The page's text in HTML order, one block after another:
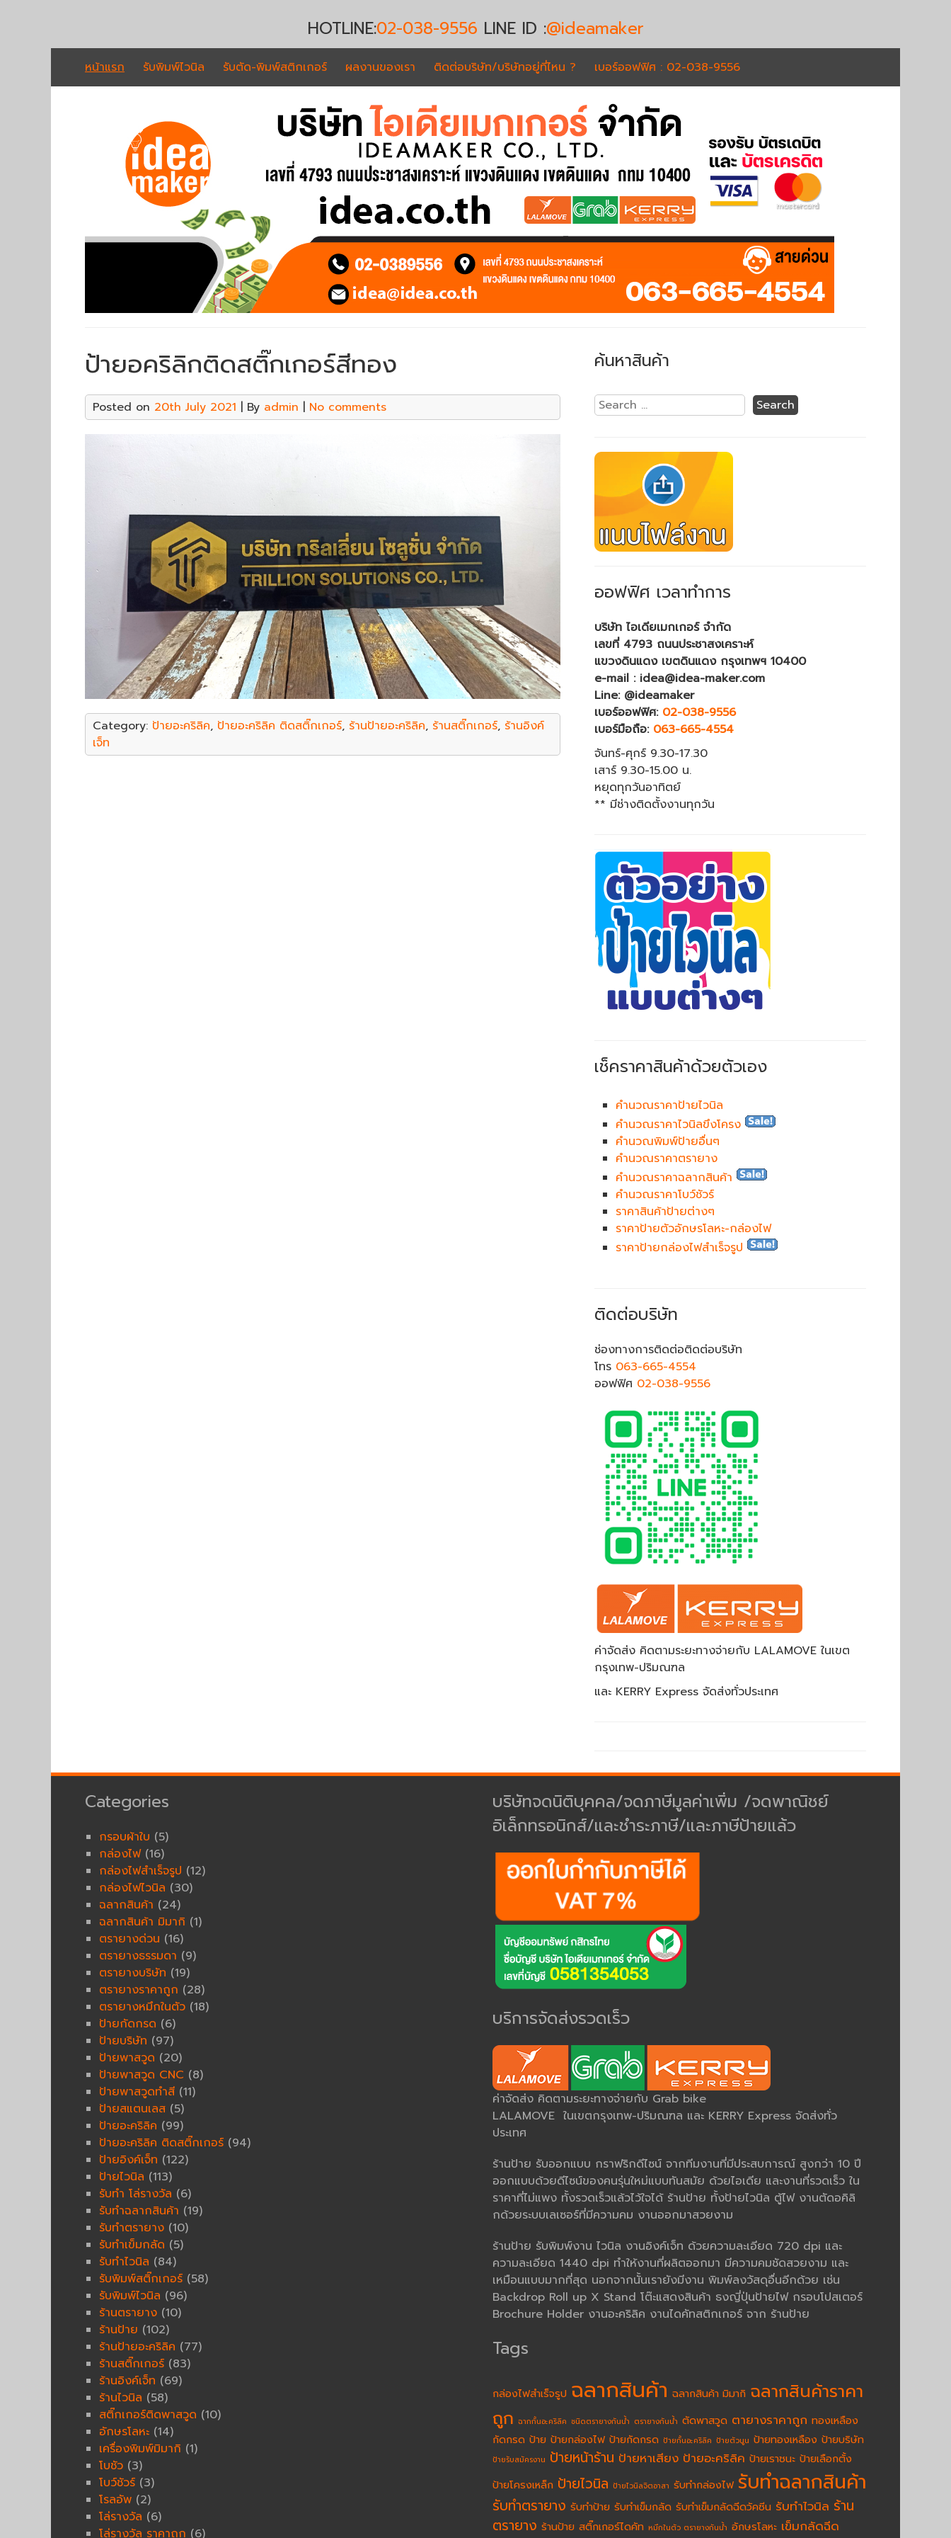
HOTLINE:02-038-9556 LINE ID :@ideamaker
หน้าแรก รับพิมพ์ไวนิล รับตัด-พิมพ์สติกเกอร์ ผลงานของเรา ติดต่อบริษัท/บริษัทอยู่ที่ไหน ? เบอร์ออฟฟิศ : 02-038-9556
ป้ายอคริลิกติดสติ๊กเกอร์สีทอง
Posted on 20th July 2021 | By admin | No comments
Category: ป้ายอะคริลิค, ป้ายอะคริลิค ติดสติ๊กเกอร์, ร้านป้ายอะคริลิค, ร้านสติ๊กเกอร์, ร้านอิงค์
เจ็ท
ค้นหาสินค้า
ออฟฟิศ เวลาทำการ
บริษัท ไอเดียเมกเกอร์ จำกัด
เลขที่ 4793 ถนนประชาสงเคราะห์
แขวงดินแดง เขตดินแดง กรุงเทพฯ 10400
e-mail : idea@idea-maker.com
Line: @ideamaker
เบอร์ออฟฟิศ: 02-038-9556
เบอร์มือถือ: 063-665-4554
จันทร์-ศุกร์ 9.30-17.30
เสาร์ 9.30-15.00 น.
หยุดทุกวันอาทิตย์
** มีช่างติดตั้งงานทุกวัน
เช็คราคาสินค้าด้วยตัวเอง
คำนวณราคาป้ายไวนิล
คำนวณราคาไวนิลขึงโครง
คำนวณพิมพ์ป้ายอื่นๆ
คำนวณราคาตรายาง
คำนวณราคาฉลากสินค้า
คำนวณราคาโบว์ชัวร์
ราคาสินค้าป้ายต่างๆ
ราคาป้ายตัวอักษรโลหะ-กล่องไฟ
ราคาป้ายกล่องไฟสำเร็จรูป
ติดต่อบริษัท
ช่องทางการติดต่อติดต่อบริษัท
โทร 063-665-4554
ออฟฟิศ 02-038-9556
ค่าจัดส่ง คิดตามระยะทางจ่ายกับ LALAMOVE ในเขต
กรุงเทพ-ปริมณฑล
และ KERRY Express จัดส่งทั่วประเทศ
บริษัทจดนิติบุคคล/จดภาษีมูลค่าเพิ่ม /จดพาณิชย์
อิเล็กทรอนิกส์/และชำระภาษี/และภาษีป้ายแล้ว
บริการจัดส่งรวดเร็ว
ค่าจัดส่ง คิดตามระยะทางจ่ายกับ Grab bike
LALAMOVE ในเขตกรุงเทพ-ปริมณฑล และ KERRY Express จัดส่งทั่ว
ประเทศ
ร้านป้าย รับออกแบบ กราฟริกดีไซน์ จากทีมงานที่มีประสบการณ์ สูงกว่า 10 ปี
ออกแบบด้วยดีไซน์ของคนรุ่นใหม่แบบทันสมัย ด้วยไอเดีย และงานที่รวดเร็ว ใน
ราคาที่ไม่แพง ทั้งรวดเร็วแล้วไว้ใจได้ ร้านป้าย ทั้งป้ายไวนิล ตู้ไฟ งานตัดอคิลิ
กด้วยระบบเลเซอร์ที่มีความคม งานออกมาสวยงาม
ร้านป้าย รับพิมพ์งาน ไวนิล งานอิงค์เจ็ท ด้วยความละเอียด 720 dpi และ
ความละเอียด 1440 dpi ทำให้งานที่ผลิตออกมา มีความคมชัดสวยงาม และ
เหมือนแบบมากที่สุด นอกจากนั้นเรายังมีงาน พิมพ์ลงวัสดุอื่นอีกด้วย เช่น
Backdrop Roll up X Stand โต๊ะแสดงสินค้า ธงญี่ปุ่นป้ายไฟ กรอบโปสเตอร์
Brochure Holder งานอะคริลิค งานไดคัทสติกเกอร์ จาก ร้านป้าย
Tags
กล่องไฟสำเร็จรูป ฉลากสินค้า ฉลากสินค้า มิมากิ ฉลากสินค้าราคา
ถูก ฉากกั้นอะคริลิค ชนิดตรายางกันน้ำ ตรายางกันน้ำ ตัดพาสวูด ตายางราคาถูก ทองเหลือง
กัดกรด ป้าย ป้ายกล่องไฟ ป้ายกัดกรด ป้ายกั้นอะคริลิค ป้ายตัวนูน ป้ายทองเหลือง ป้ายบริษัท
ป้ายรับสมัครงาน ป้ายหน้าร้าน ป้ายหาเสียง ป้ายอะคริลิค ป้ายเราชนะ ป้ายเลือกตั้ง
ป้ายโครงเหล็ก ป้ายไวนิล ป้ายไวนิลจิตอาสา รับทำกล่องไฟ รับทำฉลากสินค้า
รับทำตรายาง รับทำป้าย รับทำเข็มกลัด รับทำเข็มกลัดฉีดวัคซีน รับทำไวนิล ร้าน
ตรายาง ร้านป้าย สติ๊กเกอร์ไดคัท หมึกในตัว ตรายางกันน้ำ อักษรโลหะ เข็มกลัดฉีด
Categories
กรอบผ้าใบ (5)
กล่องไฟ(16)
กล่องไฟสำเร็จรูป (12)
กล่องไฟไวนิล (30)
ฉลากสินค้า (24)
ฉลากสินค้า มิมากิ (1)
ตรายางด่วน (16)
ตรายางธรรมดา (9)
ตรายางบริษัท (19)
ตรายางราคาถูก (28)
ตรายางหมึกในตัว (18)
ป้ายกัดกรด (6)
ป้ายบริษัท (97)
ป้ายพาสวูด (20)
ป้ายพาสวูด CNC (8)
ป้ายพาสวูดทำสี (11)
ป้ายสแตนเลส (5)
ป้ายอะคริลิค (99)
ป้ายอะคริลิค ติดสติ๊กเกอร์ (94)
ป้ายอิงค์เจ็ท (122)
ป้ายไวนิล (113)
รับทำ โล่รางวัล (6)
รับทำฉลากสินค้า (19)
รับทำตรายาง (10)
รับทำเข็มกลัด (5)
รับทำไวนิล (84)
รับพิมพ์สติ๊กเกอร์ (58)
รับพิมพ์ไวนิล (96)
ร้านตรายาง (10)
ร้านป้าย (102)
ร้านป้ายอะคริลิค (77)
ร้านสติ๊กเกอร์ (83)
ร้านอิงค์เจ็ท (69)
ร้านไวนิล (58)
สติ๊กเกอร์ติดพาสวูด (10)
อักษรโลหะ (14)
เครื่องพิมพ์มิมากิ (1)
โบชัว (3)
โบว์ชัวร์ (3)
โรลอัพ (2)
โล่รางวัล (6)
โล่รางวัล ราคาถูก (6)